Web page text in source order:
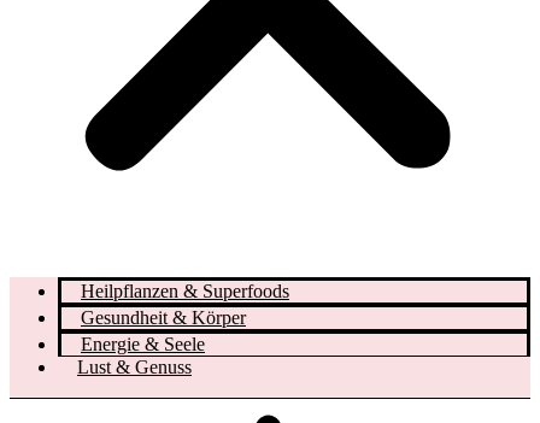
Heilpflanzen & Superfoods
Gesundheit & Körper
Energie & Seele
Lust & Genuss